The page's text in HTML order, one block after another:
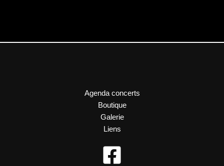
Agenda concerts
Boutique
Galerie
Liens